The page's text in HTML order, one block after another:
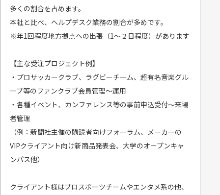
多くの割合を占めます。
本社と比べ、ヘルプデスク業務の割合が多めです。
※年1回程度地方拠点への出張（1～２日程度）があります
【主な受注プロジェクト例】
・プロサッカークラブ、ラグビーチーム、超有名音楽グル
ープ等のファンクラブ会員管理～運用
・各種イベント、カンファレンス等の事前申込受付〜来場
者管理
（例：新聞社主催の購読者向けフォーラム、メーカーの
VIPクライアント向け新商品発表会、大学のオープンキャ
ンパス他）
クライアント様はプロスポーツチームやエンタメ系の他、